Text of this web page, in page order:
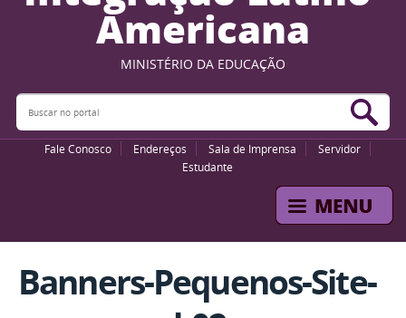
Canais
Americana
MINISTÉRIO DA EDUCAÇÃO
Buscar no portal
Fale Conosco Endereços Sala de Imprensa
Servidor
Estudante
Banners-Pequenos-Site-